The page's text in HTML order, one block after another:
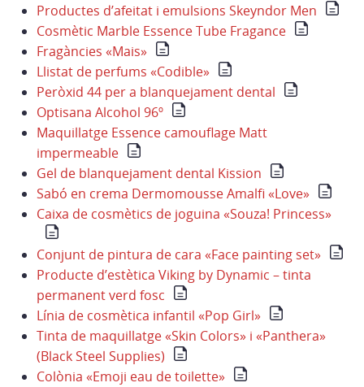
Productes d’afeitat i emulsions Skeyndor Men
Cosmètic Marble Essence Tube Fragance
Fragàncies «Mais»
Llistat de perfums «Codible»
Peròxid 44 per a blanquejament dental
Optisana Alcohol 96º
Maquillatge Essence camouflage Matt
impermeable
Gel de blanquejament dental Kission
Sabó en crema Dermomousse Amalfi «Love»
Caixa de cosmètics de joguina «Souza! Princess»
Conjunt de pintura de cara «Face painting set»
Producte d’estètica Viking by Dynamic – tinta
permanent verd fosc
Línia de cosmètica infantil «Pop Girl»
Tinta de maquillatge «Skin Colors» i «Panthera»
(Black Steel Supplies)
Colònia «Emoji eau de toilette»